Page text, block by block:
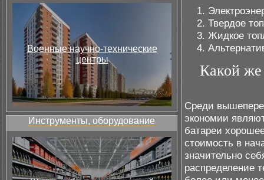
Военные научно-технические
центры
Инструменты, оборудование
Твердое
Жидкое
Какой же
Среди
экономии
батареи
стоимость в
значительно
распределение